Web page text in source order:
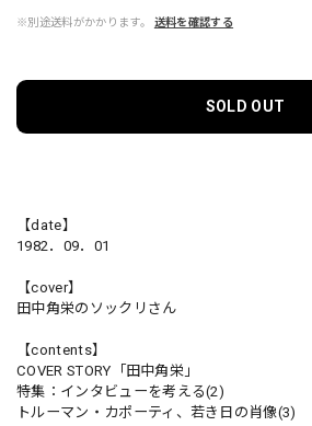
※別途送料がかかります。 送料を確認する
SOLD OUT
【date】
1982．09．01
【cover】
田中角栄のソックリさん
【contents】
COVER STORY「田中角栄」
特集：インタビューを考える(2)
トルーマン・カポーティ、若き日の肖像(3)